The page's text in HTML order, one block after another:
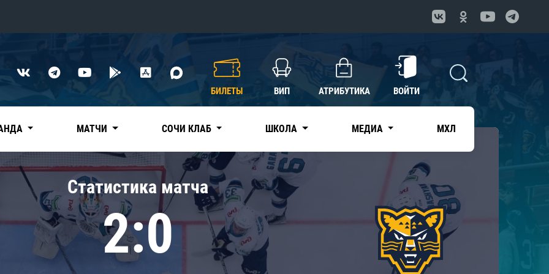
Нефтехимик
Дивизион Чернышева
Авангард
Адмирал
КХЛ
БИЛЕТЫ ВИП АТРИБУТИКА ВОЙТИ
МАТЧИ СОЧИ КЛАБ ШКОЛА МЕДИА МХЛ
Статистика матча
2:0